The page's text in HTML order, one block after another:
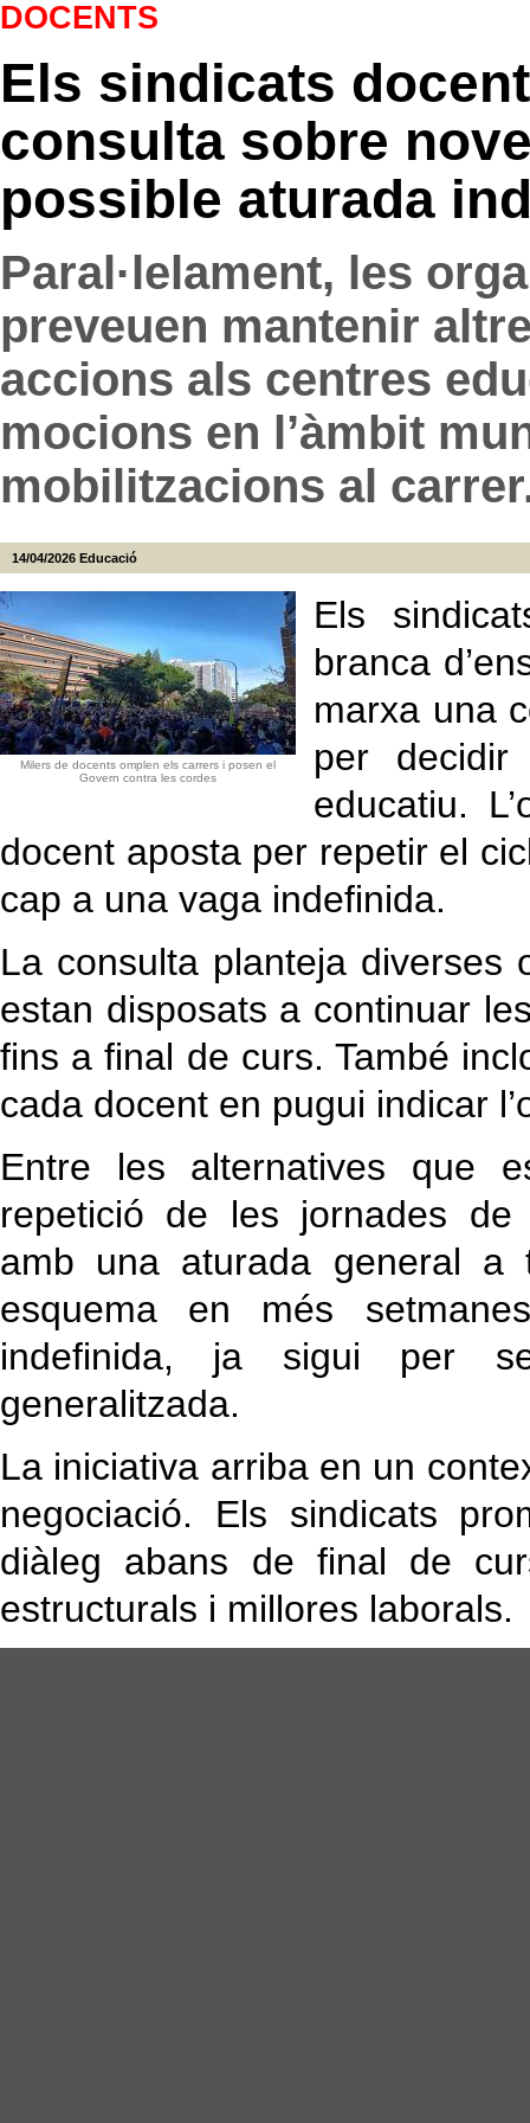
DOCENTS
Els sindicats
consulta sobre
possible aturada
Paral·lelament, les
preveuen mantenir
accions als centres
mocions en l’àmbit
mobilitzacions al
14/04/2026 Educació
Milers de docents omplen els carrers i posen el
Govern contra les cordes
Els
branca
marxa una
per decidir
educatiu.
docent aposta per repetir el
cap a una vaga indefinida.
La consulta planteja diverses
estan disposats a continuar
fins a final de curs. També
cada docent en pugui indicar
Entre les alternatives que
repetició de les jornades de
amb una aturada general a
esquema en més
indefinida, ja sigui per
generalitzada.
La iniciativa arriba en un
negociació. Els sindicats
diàleg abans de final de
estructurals i millores laborals.